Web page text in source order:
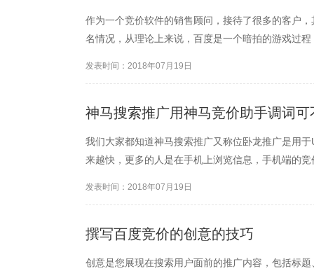
作为一个竞价软件的销售顾问，接待了很多的客户
名情况，从理论上来说，百度是一个暗拍的游戏过
发表时间：2018年07月19日
神马搜索推广用神马竞价助手调词可
我们大家都知道神马搜索推广又称位卧龙推广是用
来越快，更多的人是在手机上浏览信息，手机端的
发表时间：2018年07月19日
撰写百度竞价的创意的技巧
创意是您展现在搜索用户面前的推广内容，包括标